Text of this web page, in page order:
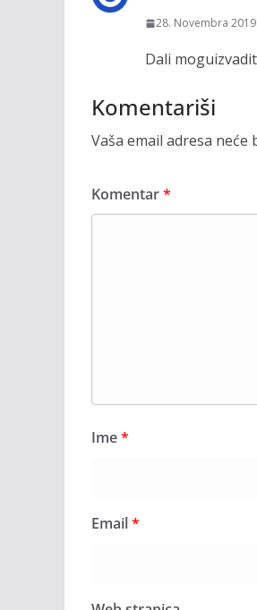
28. Novembra
Dali
Komentariši
Vaša email adresa neće
Komentar*
Ime*
Email*